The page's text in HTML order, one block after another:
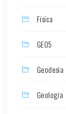
Física
GEO5
Geodesia
Geología